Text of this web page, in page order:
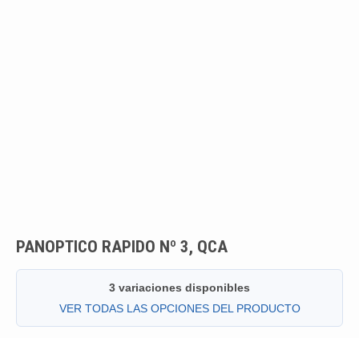
PANOPTICO RAPIDO Nº 3, QCA
3 variaciones disponibles
VER TODAS LAS OPCIONES DEL PRODUCTO